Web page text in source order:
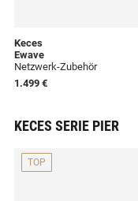
Keces
Ewave
Netzwerk-Zubehör
1.499 €
KECES SERIE PIER
TOP